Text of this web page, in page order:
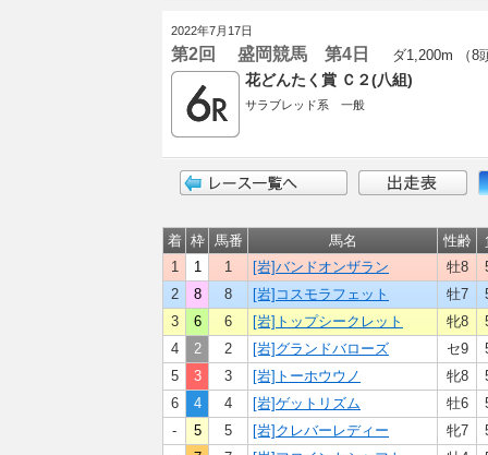
2022年7月17日
第2回 盛岡競馬 第4日 ダ1,200m （8
花どんたく賞 Ｃ２(八組)
サラブレッド系 一般
着 枠 馬番 馬名 性齢
1
1 1 [岩]バンドオンザラン 牡8
2
8 8 [岩]コスモラフェット 牡7
3
6 6 [岩]トップシークレット 牝8
4
2 2 [岩]グランドバローズ セ9
5
3 3 [岩]トーホウウノ 牝8
6
4 4 [岩]ゲットリズム 牡6
-
5 5 [岩]クレバーレディー 牝7